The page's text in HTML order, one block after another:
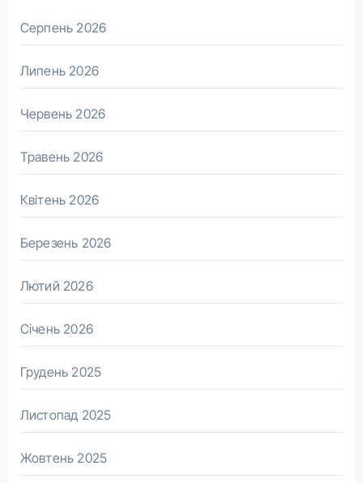
Серпень 2026
Липень 2026
Червень 2026
Травень 2026
Квітень 2026
Березень 2026
Лютий 2026
Січень 2026
Грудень 2025
Листопад 2025
Жовтень 2025